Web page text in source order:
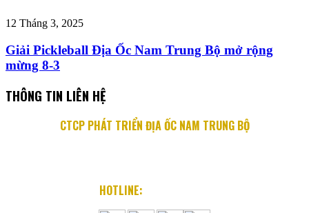
12 Tháng 3, 2025
Giải Pickleball Địa Ốc Nam Trung Bộ mở rộng
mừng 8-3
THÔNG TIN LIÊN HỆ
CTCP PHÁT TRIỂN ĐỊA ỐC NAM TRUNG BỘ
HOTLINE: